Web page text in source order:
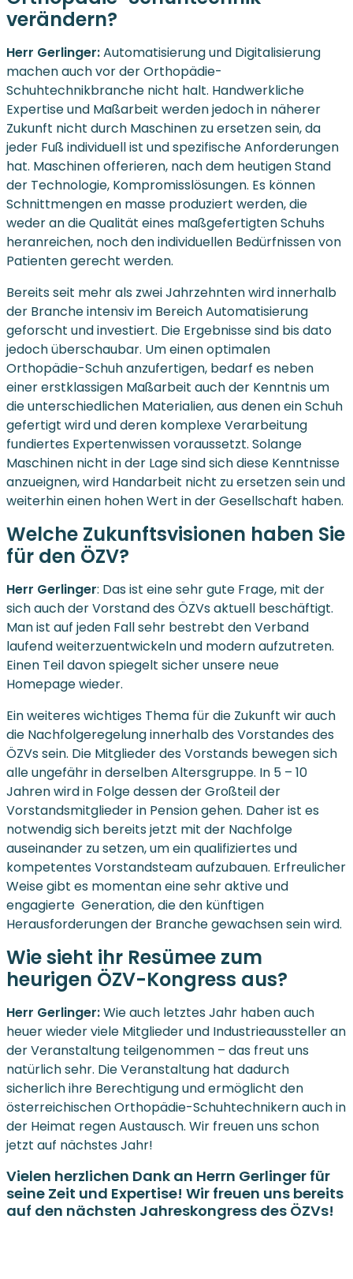
verändern?
Herr Gerlinger:Automatisierung und Digitalisierung
machen auch vor der Orthopädie-
Schuhtechnikbranche nicht halt. Handwerkliche
Expertise und Maßarbeit werden jedoch in näherer
Zukunft nicht durch Maschinen zu ersetzen sein, da
jeder Fuß individuell ist und spezifische Anforderungen
hat. Maschinen offerieren, nach dem heutigen Stand
der Technologie, Kompromisslösungen. Es können
Schnittmengen en masse produziert werden, die
weder an die Qualität eines maßgefertigten Schuhs
heranreichen, noch den individuellen Bedürfnissen von
Patienten gerecht werden.
Bereits seit mehr als zwei Jahrzehnten wird innerhalb
der Branche intensiv im Bereich Automatisierung
geforscht und investiert. Die Ergebnisse sind bis dato
jedoch überschaubar. Um einen optimalen
Orthopädie-Schuh anzufertigen, bedarf es neben
einer erstklassigen Maßarbeit auch der Kenntnis um
die unterschiedlichen Materialien, aus denen ein Schuh
gefertigt wird und deren komplexe Verarbeitung
fundiertes Expertenwissen voraussetzt. Solange
Maschinen nicht in der Lage sind sich diese Kenntnisse
anzueignen, wird Handarbeit nicht zu ersetzen sein und
weiterhin einen hohen Wert in der Gesellschaft haben.
Welche Zukunftsvisionen haben Sie
für den ÖZV?
Herr Gerlinger: Das ist eine sehr gute Frage, mit der
sich auch der Vorstand des ÖZVs aktuell beschäftigt.
Man ist auf jeden Fall sehr bestrebt den Verband
laufend weiterzuentwickeln und modern aufzutreten.
Einen Teil davon spiegelt sicher unsere neue
Homepage wieder.
Ein weiteres wichtiges Thema für die Zukunft wir auch
die Nachfolgeregelung innerhalb des Vorstandes des
ÖZVs sein. Die Mitglieder des Vorstands bewegen sich
alle ungefähr in derselben Altersgruppe. In 5 – 10
Jahren wird in Folge dessen der Großteil der
Vorstandsmitglieder in Pension gehen. Daher ist es
notwendig sich bereits jetzt mit der Nachfolge
auseinander zu setzen, um ein qualifiziertes und
kompetentes Vorstandsteam aufzubauen. Erfreulicher
Weise gibt es momentan eine sehr aktive und
engagierte Generation, die den künftigen
Herausforderungen der Branche gewachsen sein wird.
Wie sieht ihr Resümee zum
heurigen ÖZV-Kongress aus?
Herr Gerlinger:Wie auch letztes Jahr haben auch
heuer wieder viele Mitglieder und Industrieaussteller an
der Veranstaltung teilgenommen – das freut uns
natürlich sehr. Die Veranstaltung hat dadurch
sicherlich ihre Berechtigung und ermöglicht den
österreichischen Orthopädie-Schuhtechnikern auch in
der Heimat regen Austausch. Wir freuen uns schon
jetzt auf nächstes Jahr!
Vielen herzlichen Dank an Herrn Gerlinger für
seine Zeit und Expertise! Wir freuen uns bereits
auf den nächsten Jahreskongress des ÖZVs!